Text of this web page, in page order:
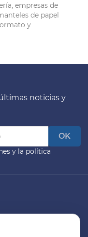
empresas de
de papel
y
noticias y
y la política